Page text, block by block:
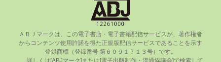
ＡＢＪマークは、この電⼦書店・電⼦書籍配信サービスが、著作権者
からコンテンツ使⽤許諾を得た正規版配信サービスであることを⽰す
登録商標（登録番号 第６０９１７１３号）です。